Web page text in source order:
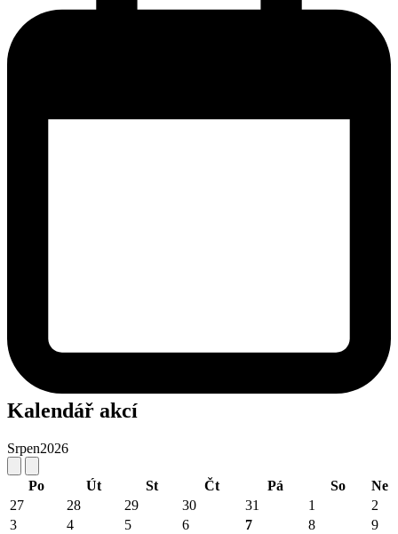
Kalendář akcí
Srpen2026
Po Út St Čt Pá So
Ne
27
28 29 30 31 1
2
3
4 5 6 7 8
9